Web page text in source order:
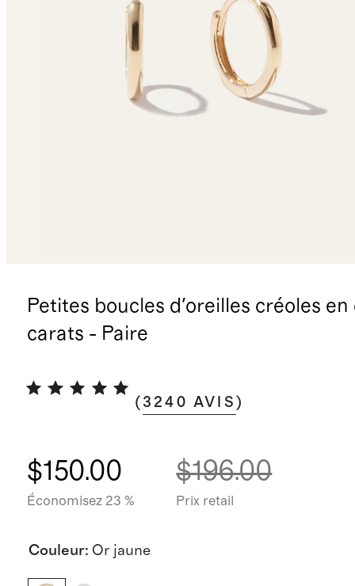
Petites boucles d'oreilles créoles en
carats - Paire
(3240 AVIS )
$150.00
Économisez 23 %
$196.00
Prix retail
Couleur: Or jaune